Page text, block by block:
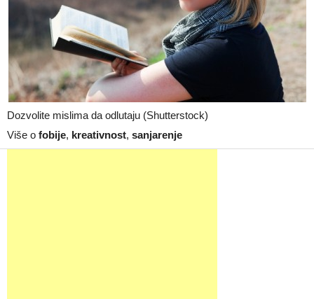
Dozvolite mislima da odlutaju (Shutterstock)
Više o fobije, kreativnost, sanjarenje